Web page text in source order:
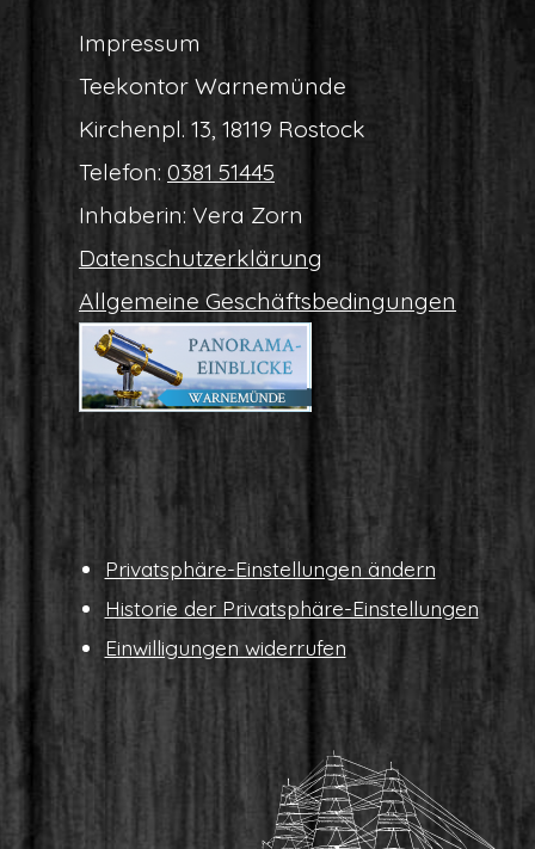
Impres­sum
Tee­kon­tor Warnemünde
Kir­chen­pl. 13, 18119 Rostock
Tele­fon: 0381 51445
Inha­be­rin: Vera Zorn
Daten­schutz­er­klä­rung
All­ge­mei­ne Geschäftsbedingungen
Pri­vat­sphä­re-Ein­stel­lun­gen ändern
His­to­rie der Privatsphäre-Einstellungen
Ein­wil­li­gun­gen widerrufen